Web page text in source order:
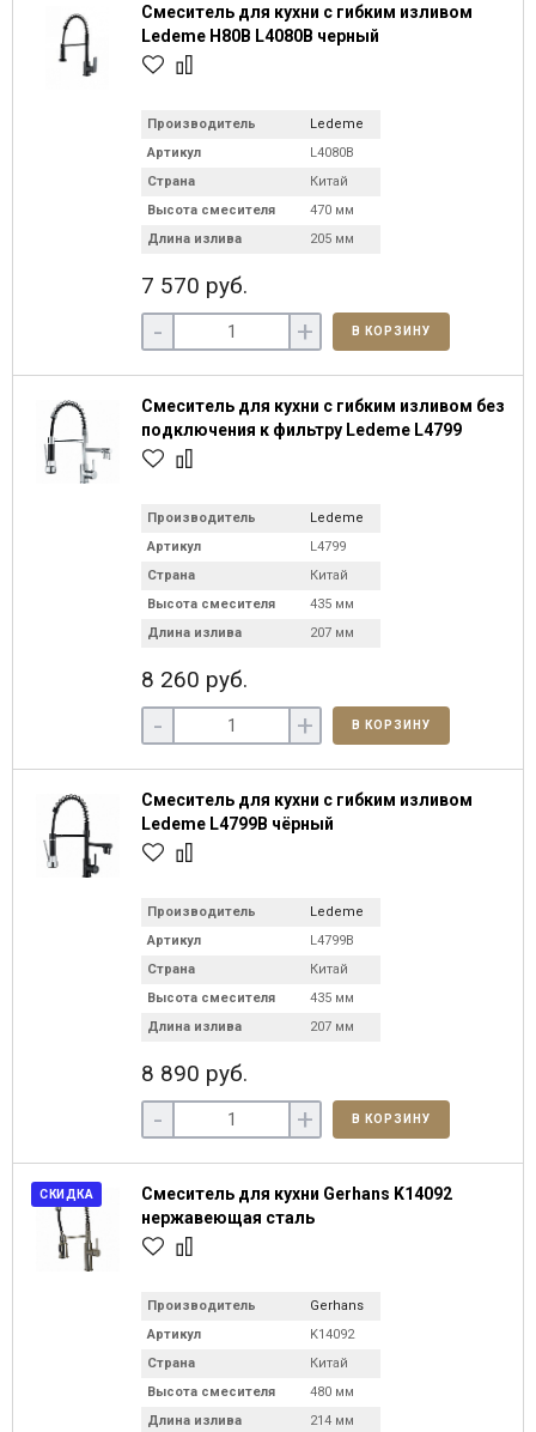
Смеситель для кухни с гибким изливом
Ledeme H80B L4080B черный
Производитель
Ledeme
Артикул
L4080B
Страна
Китай
Высота смесителя
470 мм
Длина излива
205 мм
7 570 руб.
- + В КОРЗИНУ
Смеситель для кухни с гибким изливом без
подключения к фильтру Ledeme L4799
Производитель
Ledeme
Артикул
L4799
Страна
Китай
Высота смесителя
435 мм
Длина излива
207 мм
8 260 руб.
- + В КОРЗИНУ
Смеситель для кухни с гибким изливом
Ledeme L4799B чёрный
Производитель
Ledeme
Артикул
L4799B
Страна
Китай
Высота смесителя
435 мм
Длина излива
207 мм
8 890 руб.
- + В КОРЗИНУ
СКИДКА
Смеситель для кухни Gerhans K14092
нержавеющая сталь
Производитель
Gerhans
Артикул
K14092
Страна
Китай
Высота смесителя
480 мм
Длина излива
214 мм